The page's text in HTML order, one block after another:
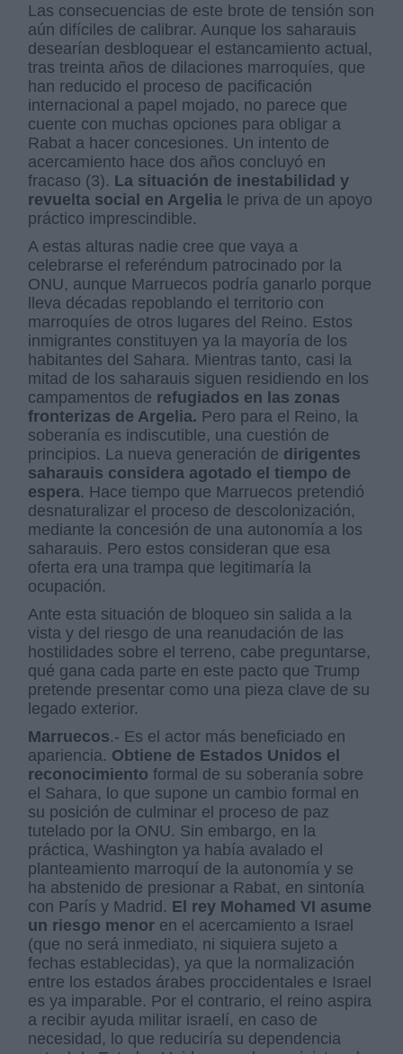
Las consecuencias de este brote de tensión son
aún difíciles de calibrar. Aunque los saharauis
desearían desbloquear el estancamiento actual,
tras treinta años de dilaciones marroquíes, que
han reducido el proceso de pacificación
internacional a papel mojado, no parece que
cuente con muchas opciones para obligar a
Rabat a hacer concesiones. Un intento de
acercamiento hace dos años concluyó en
fracaso (3). La situación de inestabilidad y
revuelta social en Argelia le priva de un apoyo
práctico imprescindible.
A estas alturas nadie cree que vaya a
celebrarse el referéndum patrocinado por la
ONU, aunque Marruecos podría ganarlo porque
lleva décadas repoblando el territorio con
marroquíes de otros lugares del Reino. Estos
inmigrantes constituyen ya la mayoría de los
habitantes del Sahara. Mientras tanto, casi la
mitad de los saharauis siguen residiendo en los
campamentos de refugiados en las zonas
fronterizas de Argelia. Pero para el Reino, la
soberanía es indiscutible, una cuestión de
principios. La nueva generación de dirigentes
saharauis considera agotado el tiempo de
espera. Hace tiempo que Marruecos pretendió
desnaturalizar el proceso de descolonización,
mediante la concesión de una autonomía a los
saharauis. Pero estos consideran que esa
oferta era una trampa que legitimaría la
ocupación.
Ante esta situación de bloqueo sin salida a la
vista y del riesgo de una reanudación de las
hostilidades sobre el terreno, cabe preguntarse,
qué gana cada parte en este pacto que Trump
pretende presentar como una pieza clave de su
legado exterior.
Marruecos.- Es el actor más beneficiado en
apariencia. Obtiene de Estados Unidos el
reconocimiento formal de su soberanía sobre
el Sahara, lo que supone un cambio formal en
su posición de culminar el proceso de paz
tutelado por la ONU. Sin embargo, en la
práctica, Washington ya había avalado el
planteamiento marroquí de la autonomía y se
ha abstenido de presionar a Rabat, en sintonía
con París y Madrid. El rey Mohamed VI asume
un riesgo menor en el acercamiento a Israel
(que no será inmediato, ni siquiera sujeto a
fechas establecidas), ya que la normalización
entre los estados árabes proccidentales e Israel
es ya imparable. Por el contrario, el reino aspira
a recibir ayuda militar israelí, en caso de
necesidad, lo que reduciría su dependencia